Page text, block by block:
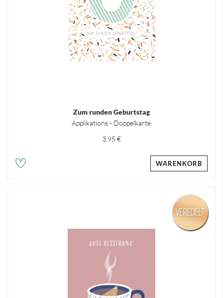
Zum runden Geburtstag
Applikations - Doppelkarte
3,95 €
WARENKORB
VEREDELT